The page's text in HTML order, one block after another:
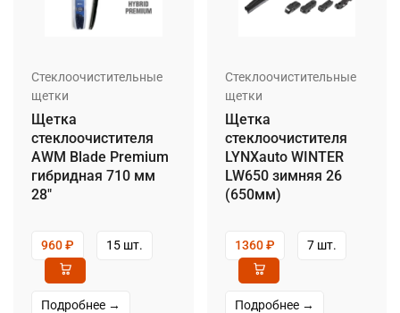
Стеклоочистительные
щетки
Щетка
стеклоочистителя
AWM Blade Premium
гибридная 710 мм
28″
960₽ 15 шт.
Подробнее →
Стеклоочистительные
щетки
Щетка
стеклоочистителя
LYNXauto WINTER
LW650 зимняя 26
(650мм)
1360₽ 7 шт.
Подробнее →